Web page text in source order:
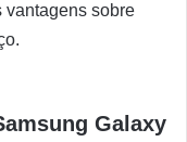
vantagens sobre
Galaxy